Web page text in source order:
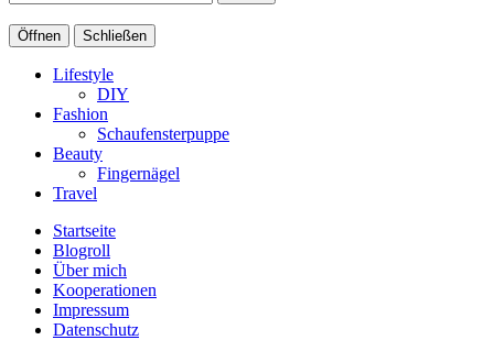
Öffnen Schließen
Lifestyle
DIY
Fashion
Schaufensterpuppe
Beauty
Fingernägel
Travel
Startseite
Blogroll
Über mich
Kooperationen
Impressum
Datenschutz